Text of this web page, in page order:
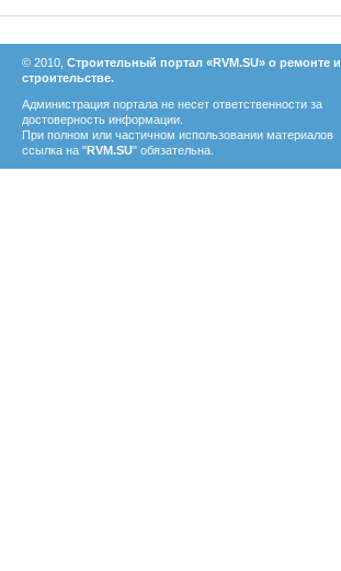
© 2010, Строительный портал «RVM.SU» о ремонте и
строительстве.
Администрация портала не несет ответственности за
достоверность информации.
При полном или частичном использовании материалов
ссылка на "RVM.SU" обязательна.